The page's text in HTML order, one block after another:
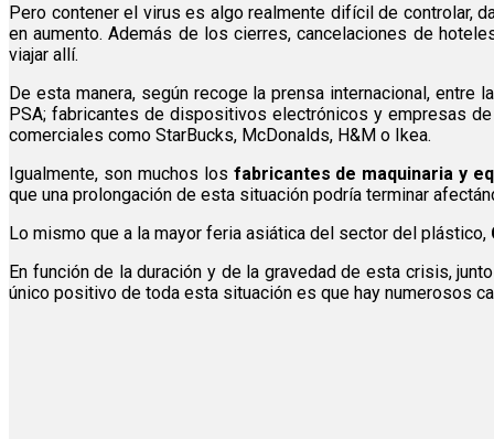
Pero contener el virus es algo realmente difícil de controlar,
en aumento. Además de los cierres, cancelaciones de
viajar allí.
De esta manera, según recoge la prensa internacional, entre
PSA; fabricantes de dispositivos electrónicos y empresas
comerciales como StarBucks, McDonalds, H&M o Ikea.
Igualmente, son muchos los fabricantes de maquinaria y
que una prolongación de esta situación podría terminar
Lo mismo que a la mayor feria asiática del sector del plástico,
En función de la duración y de la gravedad de esta crisis,
único positivo de toda esta situación es que hay numerosos